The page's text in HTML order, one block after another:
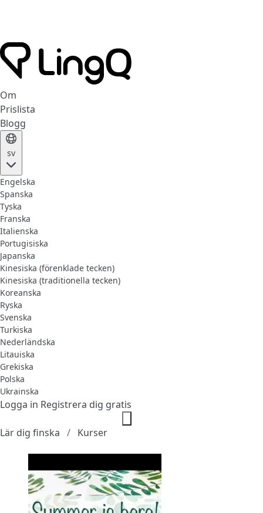
Om
Prislista
Blogg
sv
Engelska
Spanska
Tyska
Franska
Italienska
Portugisiska
Japanska
Kinesiska (förenklade tecken)
Kinesiska (traditionella tecken)
Koreanska
Ryska
Svenska
Turkiska
Nederländska
Litauiska
Grekiska
Polska
Ukrainska
Logga in Registrera dig gratis
Lär dig finska Kurser